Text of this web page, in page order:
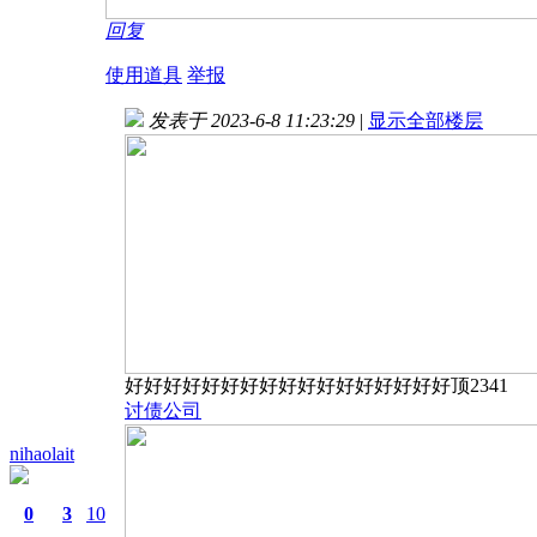
回复
使用道具 举报
nihaolait
0 3 10
发表于 2023-6-8 11:23:29 | 显示全部楼层
好好好好好好好好好好好好好好好好好顶2341
讨债公司